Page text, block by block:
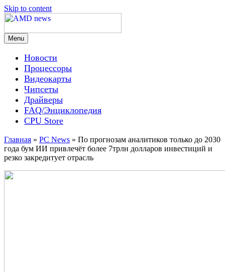
Skip to content
AMD news
Menu
Новости
Процессоры
Видеокарты
Чипсеты
Драйверы
FAQ/Энциклопедия
CPU Store
Главная » PC News » По прогнозам аналитиков только до 2030
года бум ИИ привлечёт более 7трлн долларов инвестиций и
резко закредитует отрасль